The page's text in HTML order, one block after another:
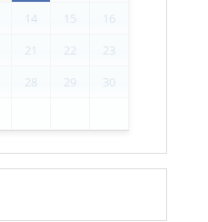
14 15
16
21 22
23
28 29
30